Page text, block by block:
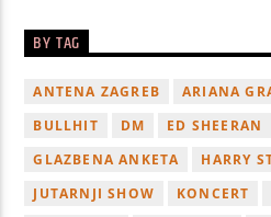
BY TAG
ANTENA ZAGREB ARIANA
BULLHIT
DM ED SHEERAN
GLAZBENA ANKETA
HARRY
JUTARNJI SHOW
KONCERT